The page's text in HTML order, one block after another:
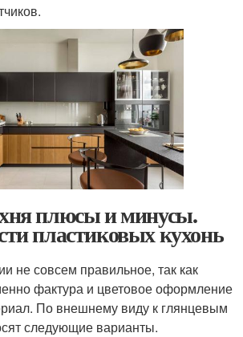
плюсы и минусы.
пластиковых кухонь
не совсем правильное, так как
фактура и цветовое оформление
По внешнему виду к глянцевым
следующие варианты.